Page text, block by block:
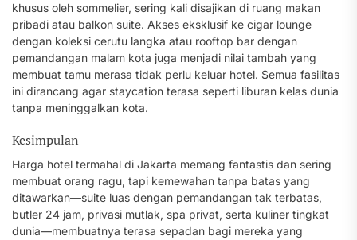
khusus oleh sommelier, sering kali disajikan di ruang makan
pribadi atau balkon suite. Akses eksklusif ke cigar lounge
dengan koleksi cerutu langka atau rooftop bar dengan
pemandangan malam kota juga menjadi nilai tambah yang
membuat tamu merasa tidak perlu keluar hotel. Semua fasilitas
ini dirancang agar staycation terasa seperti liburan kelas dunia
tanpa meninggalkan kota.
Kesimpulan
Harga hotel termahal di Jakarta memang fantastis dan sering
membuat orang ragu, tapi kemewahan tanpa batas yang
ditawarkan—suite luas dengan pemandangan tak terbatas,
butler 24 jam, privasi mutlak, spa privat, serta kuliner tingkat
dunia—membuatnya terasa sepadan bagi mereka yang